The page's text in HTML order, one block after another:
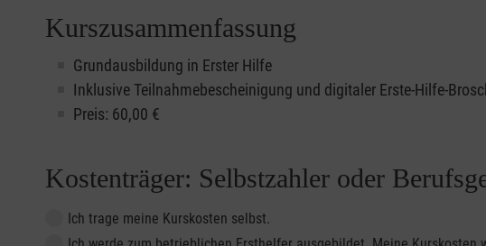
Kurszusammenfassung
Grundausbildung in Erster Hilfe
Inklusive Teilnahmebescheinigung und digitaler Erste-Hilfe-
Preis: 60,00 €
Kostenträger: Selbstzahler oder
Ich trage meine Kurskosten selbst.